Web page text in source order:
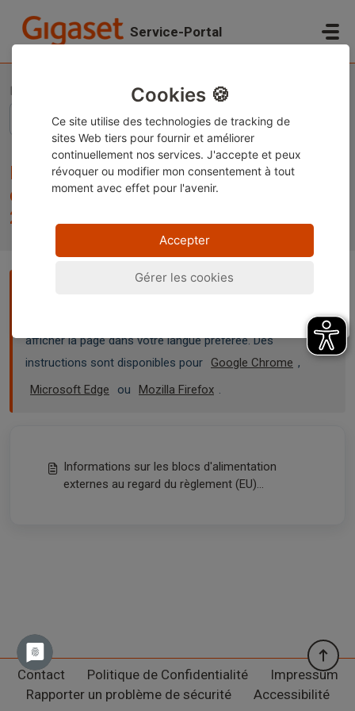
Service-Portal
Informations sur les blocs d'alimentation externes - (EU) 2025/2052
Informations sur les blocs
d'alimentation externes - (EU)
2025/2052
la fonction de traduction intégrée de votre navigateur pour
afficher la page dans votre langue préférée. Des
instructions sont disponibles pour Google Chrome ,
Microsoft Edge
ou Mozilla Firefox .
Informations sur les blocs d'alimentation
externes au regard du règlement (EU)
Contact Politique de Confidentialité
Impressum
Rapporter un problème de sécurité
Accessibilité
Cookies 🍪
Ce site utilise des technologies de tracking de
sites Web tiers pour fournir et améliorer
continuellement nos services. J'accepte et peux
révoquer ou modifier mon consentement à tout
moment avec effet pour l'avenir.
Accepter
Gérer les cookies